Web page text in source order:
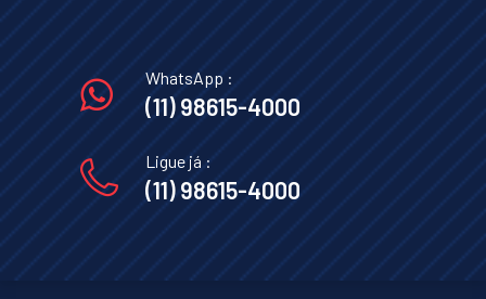
WhatsApp :
(11) 98615-4000
Ligue já :
(11) 98615-4000